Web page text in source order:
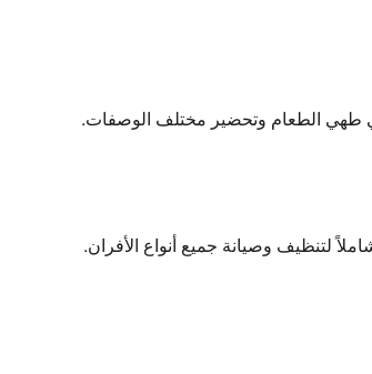
طهي الطعام وتحضير مختلف الوصفات.
لتنظيف وصيانة جميع أنواع الأفران.